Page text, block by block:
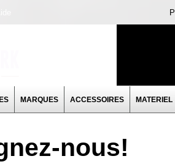
MARQUES ACCESSOIRES MATERIEL
nous!